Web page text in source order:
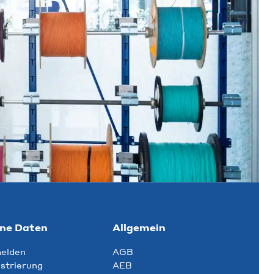
Daten Allgemein
AGB
AEB